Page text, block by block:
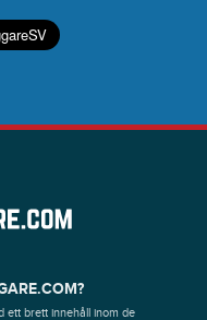
ett brett innehåll inom de